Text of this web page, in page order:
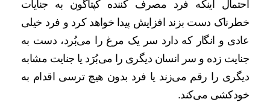
احتمال اینکه فرد مصرف کننده کپتاگون به جنایات
خطرناک دست بزند افزایش پیدا خواهد کرد و فرد خیلی
عادی و انگار که دارد سر یک مرغ را می‌بُرد، دست به
جنایت زده و سر انسان دیگری را می‌بُرَد یا جنایت مشابه
دیگری را رقم می‌زند یا فرد بدون هیچ ترسی اقدام به
خودکشی می‌کند.